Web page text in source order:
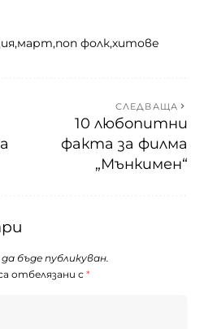
март поп фолкхитове
СЛЕДВАЩА
10 любопитни
факта за филма
„Мънкимен“
бъде публикуван.
отбелязани с *